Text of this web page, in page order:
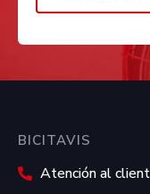
BICITAVIS
Atención al